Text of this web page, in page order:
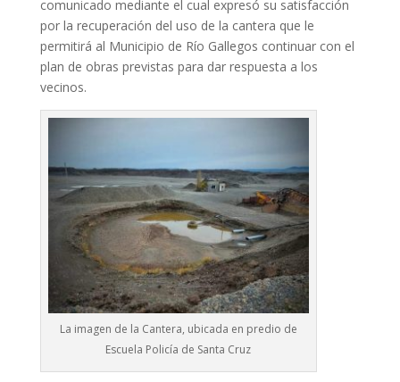
comunicado mediante el cual expresó su satisfacción
por la recuperación del uso de la cantera que le
permitirá al Municipio de Río Gallegos continuar con el
plan de obras previstas para dar respuesta a los
vecinos.
La imagen de la Cantera, ubicada en predio de
Escuela Policía de Santa Cruz